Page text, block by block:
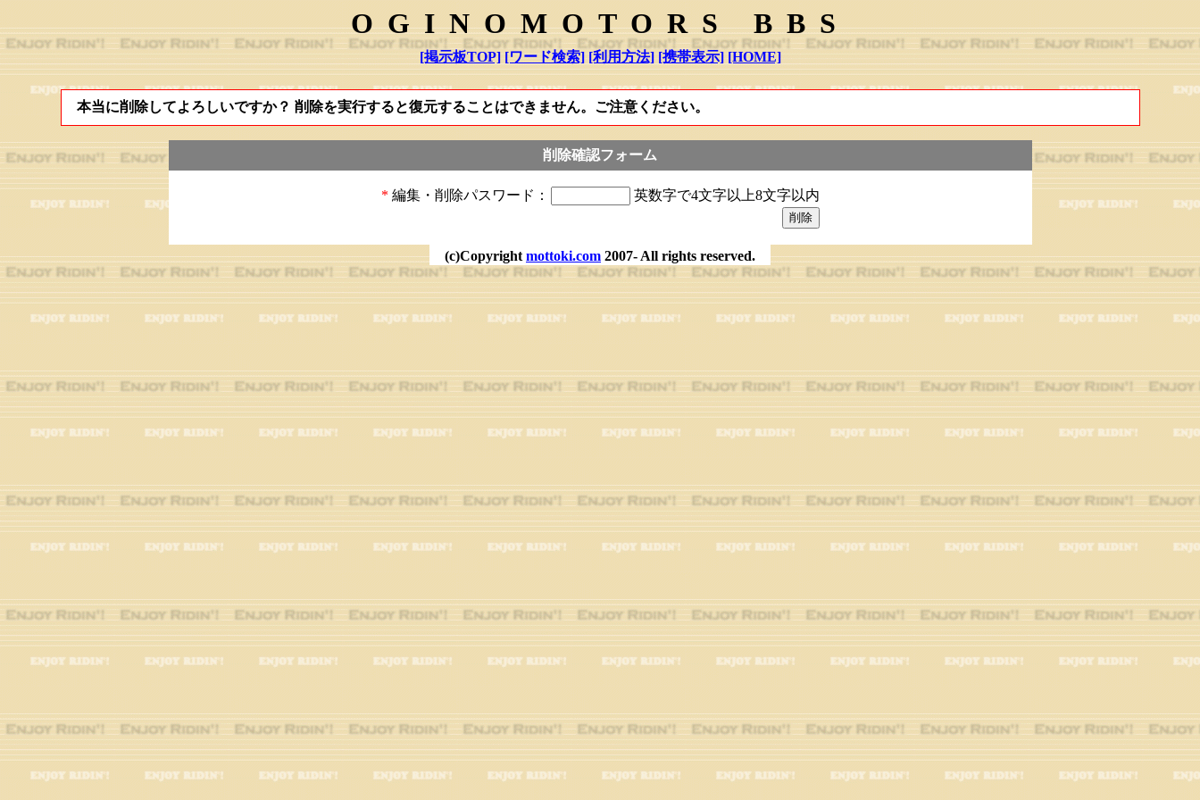
OGINOMOTORS BBS
[掲示板TOP] [ワード検索] [利用方法] [携帯表示] [HOME]
本当に削除してよろしいですか？ 削除を実行すると復元することはできません。ご注意ください。
削除確認フォーム
* 編集・削除パスワード： 英数字で4文字以上8文字以内
(c)Copyright mottoki.com 2007- All rights reserved.